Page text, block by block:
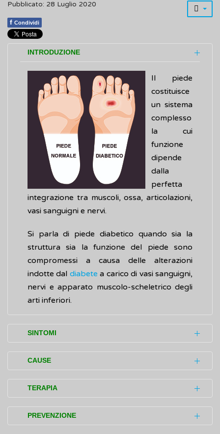
Pubblicato: 28 Luglio 2020
f Condividi
INTRODUZIONE
Il piede
costituisce
un sistema
complesso
la cui
funzione
dipende
dalla
perfetta
integrazione tra muscoli, ossa, articolazioni,
vasi sanguigni e nervi.
Si parla di piede diabetico quando sia la
struttura sia la funzione del piede sono
compromessi a causa delle alterazioni
indotte dal diabete a carico di vasi sanguigni,
nervi e apparato muscolo-scheletrico degli
arti inferiori.
SINTOMI
I segni e i sintomi del piede diabetico si
manifestano a diversi livelli:
cartilagini, tendini e legamenti
conseguente limitazione dei movimenti e
un irrigidimento generale del piede che
CAUSE
Il piede diabetico è la conseguenza di un
cattivo controllo dellaglicemia(livelli di
glucosio nel sangue) e di altri fattori di
rischio quali elevatapressione arteriosa,
TERAPIA
Per quanto riguarda la terapia delle lesioni,
le persone diabetiche con ulcere in atto o
PREVENZIONE